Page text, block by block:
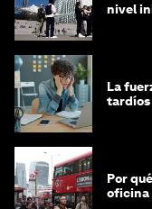
nivel
La
tardíos
Por
oficina